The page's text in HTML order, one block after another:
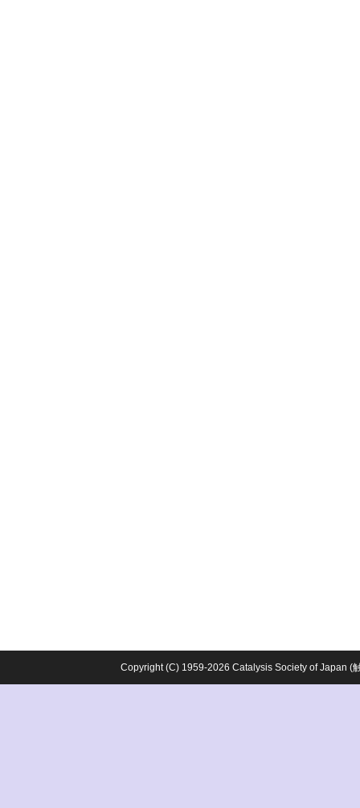
Copyright (C) 1959-2026 Catalysis Society of Japan (